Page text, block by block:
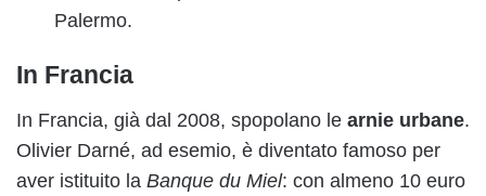
Palermo.
In Francia
In Francia, già dal 2008, spopolano le arnie urbane.
Olivier Darné, ad esemio, è diventato famoso per
aver istituito la Banque du Miel: con almeno 10 euro